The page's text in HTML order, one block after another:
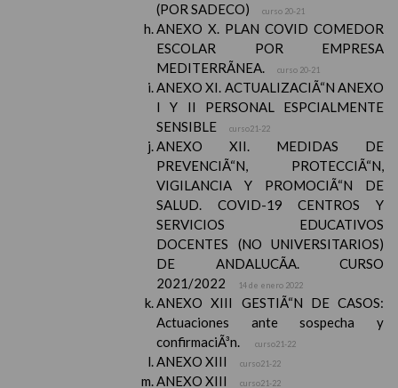
(POR SADECO)
curso 20-21
ANEXO X. PLAN COVID COMEDOR
ESCOLAR POR EMPRESA
MEDITERRÃNEA.
curso 20-21
ANEXO XI. ACTUALIZACIÃ“N ANEXO
I Y II PERSONAL ESPCIALMENTE
SENSIBLE
curso21-22
ANEXO XII. MEDIDAS DE
PREVENCIÃ“N, PROTECCIÃ“N,
VIGILANCIA Y PROMOCIÃ“N DE
SALUD. COVID-19 CENTROS Y
SERVICIOS EDUCATIVOS
DOCENTES (NO UNIVERSITARIOS)
DE ANDALUCÃA. CURSO
2021/2022
14 de enero 2022
ANEXO XIII GESTIÃ“N DE CASOS:
Actuaciones ante sospecha y
confirmaciÃ³n.
curso21-22
ANEXO XIII curso21-22
ANEXO XIII curso21-22